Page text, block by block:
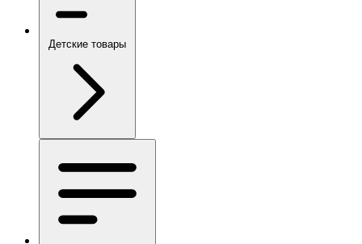
Детские товары